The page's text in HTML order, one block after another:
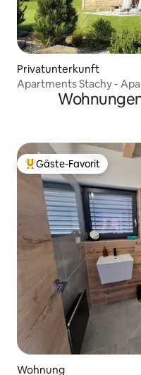
Privatunterkunft
Apartments Stachy -
Beliebter Gäste-Favorit.
Gäste-Favorit
Wohnung